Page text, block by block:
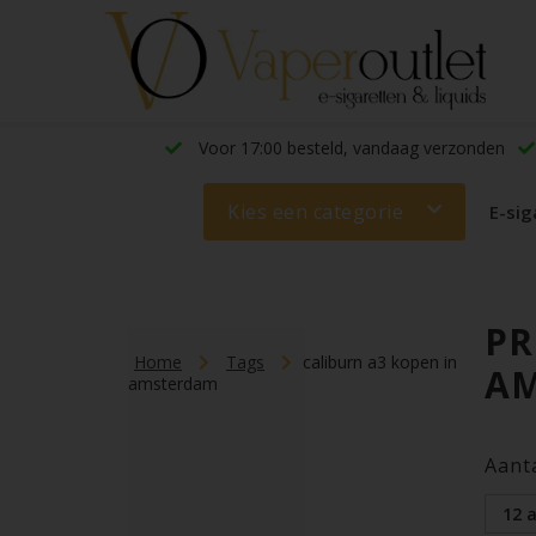
Voor 17:00 besteld, vandaag verzonden
Kies een categorie E-
Home Tags
caliburn a3 kopen in
amsterdam